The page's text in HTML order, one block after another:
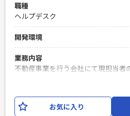
前向きに取り組める方
Laravelを用いた開発経験1年以上
職種
ヘルプデスク
開発環境
業務内容
不動産事業を行う会社にて現担当者
月頃を中心に1〜2ヶ月間の引き継
的には1名体制で社内ユーザーの課
ます。 ∟技術的な難易度が高い案件
お気に入り